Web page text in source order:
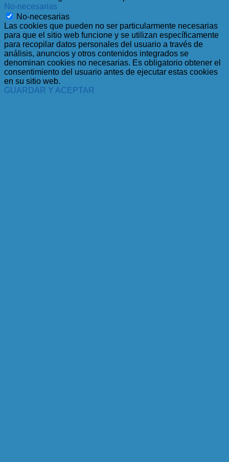
No-necesarias
No-necesarias
Las cookies que pueden no ser particularmente necesarias
para que el sitio web funcione y se utilizan específicamente
para recopilar datos personales del usuario a través de
análisis, anuncios y otros contenidos integrados se
denominan cookies no necesarias. Es obligatorio obtener el
consentimiento del usuario antes de ejecutar estas cookies
en su sitio web.
GUARDAR Y ACEPTAR